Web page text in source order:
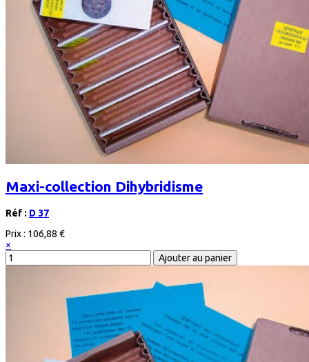
Maxi-collection Dihybridisme
Réf : D 37
Prix : 106,88 €
×